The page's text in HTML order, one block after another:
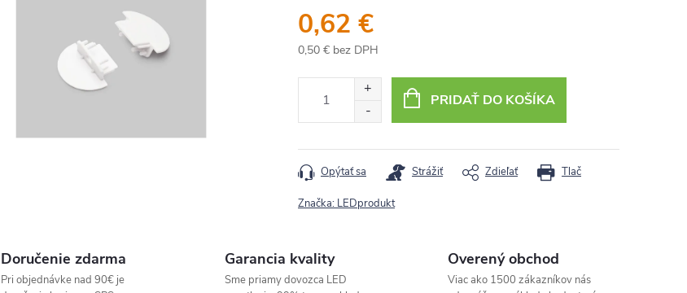
0,62 €
0,50 € bez DPH
cena:
PRIDAŤ DO KOŠÍKA
Tlač
Opýtať sa Strážiť Zdieľať
Značka: LEDprodukt
Doručenie zdarma
Pri objednávke nad 90€ je
Garancia kvality
Sme priamy dovozca LED
Overený obchod
Viac ako 1500 zákazníkov nás